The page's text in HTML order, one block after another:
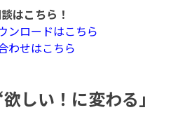
はこちら！
ンロードはこちら
わせはこちら
しい！に変わる」